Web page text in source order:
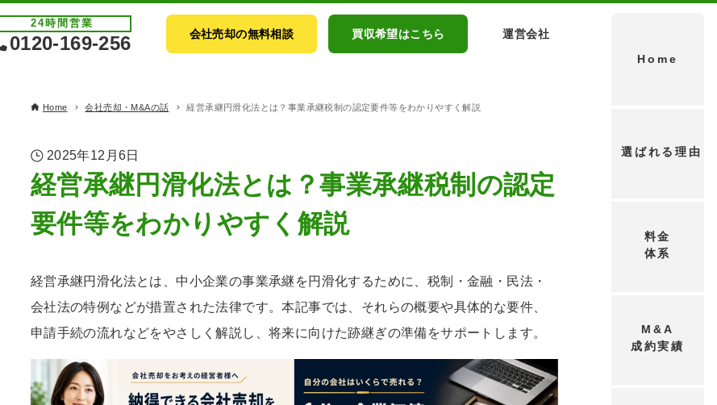
24時間 営業
0120-169-256 会社売却の無料相談 買収希望はこちら
運営会社
Home
選ばれる理由
料金
体系
M&A
成約実績
Home 会社売却・M&Aの話 経営承継円滑化法とは？事業承継税制の認定要件等をわかりやすく解説
2025年12月6日
経営承継円滑化法とは？事業承継税制の認定
要件等をわかりやすく解説
経営承継円滑化法とは、中小企業の事業承継を円滑化するために、税制・金融・民法・
会社法の特例などが措置された法律です。本記事では、それらの概要や具体的な要件、
申請手続の流れなどをやさしく解説し、将来に向けた跡継ぎの準備をサポートします。